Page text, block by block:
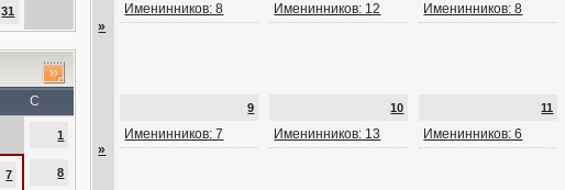
31
С
1
7 8
»
Именинников: 8 Именинников: 12 Именинников: 8
»
9
Именинников: 7
10
Именинников: 13
11
Именинников: 6